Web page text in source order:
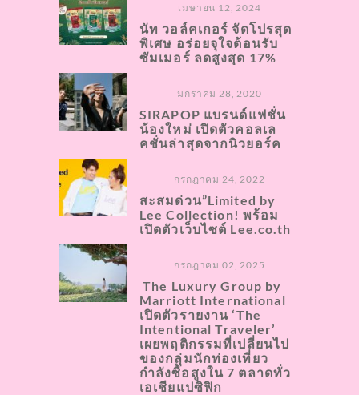
เมษายน 12, 2024
นัท วอล์คเกอร์ จัดโปรสุด
พิเศษ อร่อยจุใจต้อนรับ
ซัมเมอร์ ลดสูงสุด 17%
มกราคม 28, 2020
SIRAPOP แบรนด์แฟชั่น
น้องใหม่ เปิดตัวคอลเล
คชั่นล่าสุดจากนิวยอร์ค
กรกฎาคม 24, 2022
สะสมด่วน​”Limited by
Lee Collection​! พร้อม
เปิดตัวเว็บไซต์ Lee.co.th
กรกฎาคม 02, 2025
The Luxury Group by
Marriott International
เปิดตัวรายงาน ‘The
Intentional Traveler’
เผยพฤติกรรมที่เปลี่ยนไป
ของกลุ่มนักท่องเที่ยว
กำลังซื้อสูงใน 7 ตลาดทั่ว
เอเชียแปซิฟิก